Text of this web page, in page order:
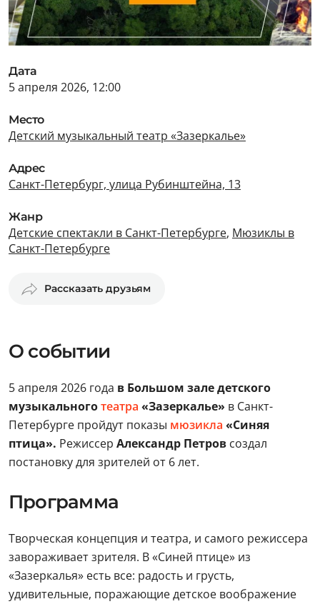
Дата
5 апреля 2026, 12:00
Место
Детский музыкальный театр «Зазеркалье»
Адрес
Санкт-Петербург, улица Рубинштейна, 13
Жанр
Детские спектакли в Санкт-Петербурге, Мюзиклы в
Санкт-Петербурге
Рассказать друзьям
О событии
5 апреля 2026 года в Большом зале детского
музыкальноготеатра «Зазеркалье» в Санкт-
Петербурге пройдут показы мюзикла «Синяя
птица». Режиссер Александр Петров создал
постановку для зрителей от 6 лет.
Программа
Творческая концепция и театра, и самого режиссера
завораживает зрителя. В «Синей птице» из
«Зазеркалья» есть все: радость и грусть,
удивительные, поражающие детское воображение